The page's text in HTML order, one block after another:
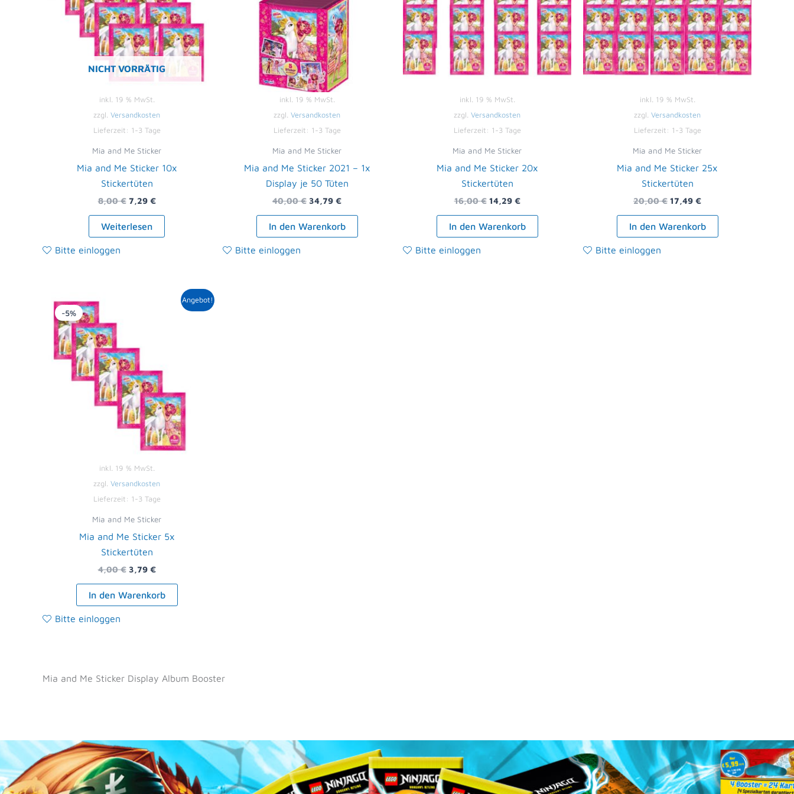
NICHT VORRÄTIG
inkl. 19 % MwSt.
zzgl. Versandkosten
Lieferzeit: 1-3 Tage
Mia and Me Sticker
Mia and Me Sticker 10x
Stickertüten
8,00€ 7,29 €
Weiterlesen
Bitte einloggen
inkl. 19 % MwSt.
zzgl. Versandkosten
Lieferzeit: 1-3 Tage
Mia and Me Sticker
Mia and Me Sticker 2021 – 1x
Display je 50 Tüten
40,00€ 34,79 €
In den Warenkorb
Bitte einloggen
inkl. 19 % MwSt.
zzgl. Versandkosten
Lieferzeit: 1-3 Tage
Mia and Me Sticker
Mia and Me Sticker 20x
Stickertüten
16,00€ 14,29 €
In den Warenkorb
Bitte einloggen
inkl. 19 % MwSt.
zzgl. Versandkosten
Lieferzeit: 1-3 Tage
Mia and Me Sticker
Mia and Me Sticker 25x
Stickertüten
20,00€ 17,49 €
In den Warenkorb
Bitte einloggen
Angebot!
-5%
inkl. 19 % MwSt.
zzgl. Versandkosten
Lieferzeit: 1-3 Tage
Mia and Me Sticker
Mia and Me Sticker 5x
Stickertüten
4,00€
Ursprünglicher
3,79 €
Aktueller
In den Warenkorb
Bitte einloggen
Mia and Me Sticker Display Album Booster